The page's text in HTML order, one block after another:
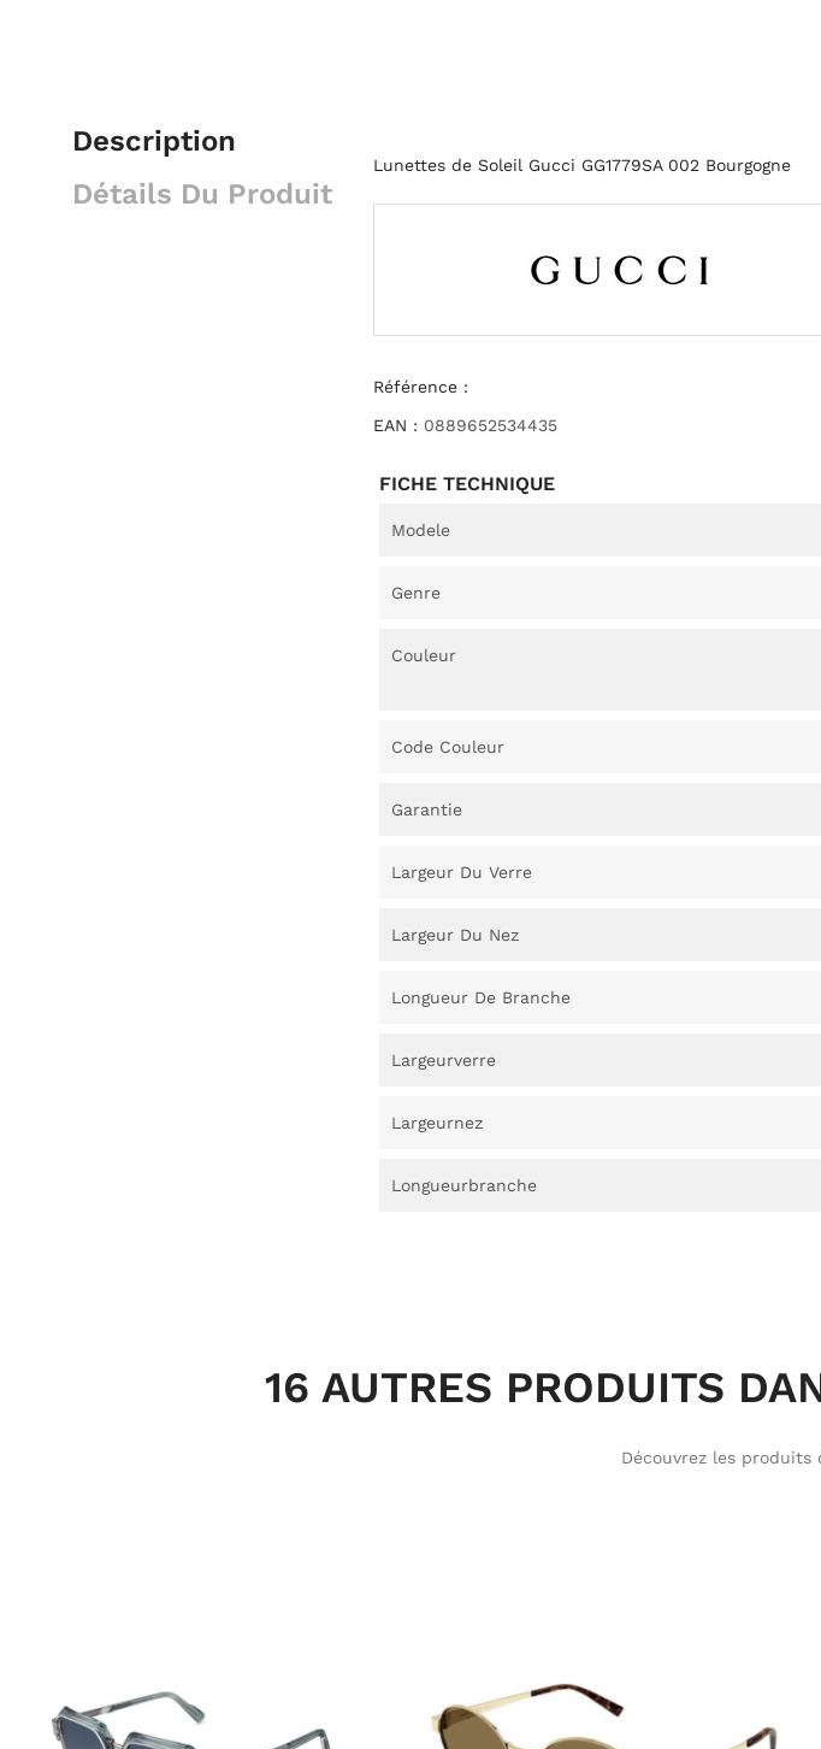
Description
Détails Du Produit
Lunettes de Soleil Gucci GG1779SA 002 Bourgogne
Référence :
EAN : 0889652534435
FICHE TECHNIQUE
Modele
Genre
Couleur
Code Couleur
Garantie
Largeur Du Verre
Largeur Du Nez
Longueur De Branche
Largeurverre
Largeurnez
Longueurbranche
16 AUTRES PRODUITS
Découvrez les produits